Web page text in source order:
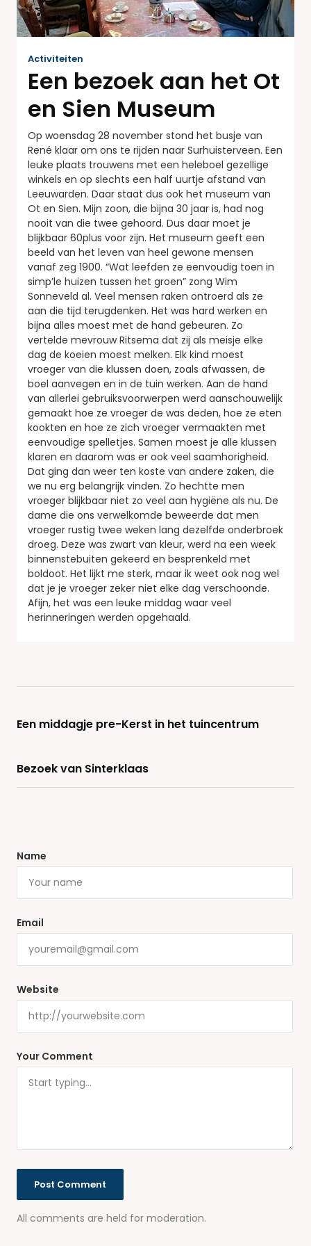
Activiteiten
Een bezoek aan het Ot
en Sien Museum
Op woensdag 28 november stond het busje van
René klaar om ons te rijden naar Surhuisterveen. Een
leuke plaats trouwens met een heleboel gezellige
winkels en op slechts een half uurtje afstand van
Leeuwarden. Daar staat dus ook het museum van
Ot en Sien. Mijn zoon, die bijna 30 jaar is, had nog
nooit van die twee gehoord. Dus daar moet je
blijkbaar 60plus voor zijn. Het museum geeft een
beeld van het leven van heel gewone mensen
vanaf zeg 1900. “Wat leefden ze eenvoudig toen in
simp’le huizen tussen het groen” zong Wim
Sonneveld al. Veel mensen raken ontroerd als ze
aan die tijd terugdenken. Het was hard werken en
bijna alles moest met de hand gebeuren. Zo
vertelde mevrouw Ritsema dat zij als meisje elke
dag de koeien moest melken. Elk kind moest
vroeger van die klussen doen, zoals afwassen, de
boel aanvegen en in de tuin werken. Aan de hand
van allerlei gebruiksvoorwerpen werd aanschouwelijk
gemaakt hoe ze vroeger de was deden, hoe ze eten
kookten en hoe ze zich vroeger vermaakten met
eenvoudige spelletjes. Samen moest je alle klussen
klaren en daarom was er ook veel saamhorigheid.
Dat ging dan weer ten koste van andere zaken, die
we nu erg belangrijk vinden. Zo hechtte men
vroeger blijkbaar niet zo veel aan hygiëne als nu. De
dame die ons verwelkomde beweerde dat men
vroeger rustig twee weken lang dezelfde onderbroek
droeg. Deze was zwart van kleur, werd na een week
binnenstebuiten gekeerd en besprenkeld met
boldoot. Het lijkt me sterk, maar ik weet ook nog wel
dat je je vroeger zeker niet elke dag verschoonde.
Afijn, het was een leuke middag waar veel
herinneringen werden opgehaald.
Een middagje pre-Kerst in het tuincentrum
Bezoek van Sinterklaas
Your Comment
All comments are held for moderation.
Name
Email
Website